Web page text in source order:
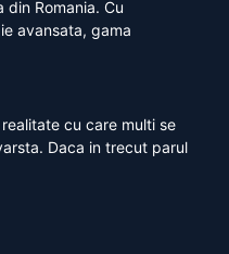
Romania. Cu
avansata, gama
cu care multi se
Daca in trecut parul